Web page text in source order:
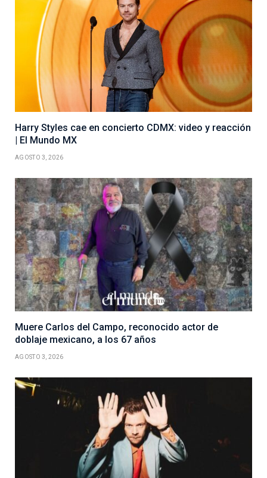
Harry Styles cae en concierto CDMX: video y reacción
| El Mundo MX
AGOSTO 3, 2026
Muere Carlos del Campo, reconocido actor de
doblaje mexicano, a los 67 años
AGOSTO 3, 2026